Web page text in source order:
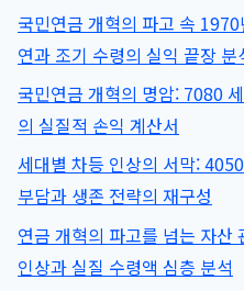
도
수
령
액
화
부
건
보
국민연금 개혁의 파고 속
연과 조기 수령의 실익 끝장 분
국민연금 개혁의 명암: 7080
의 실질적 손익 계산서
세대별 차등 인상의 서막:
부담과 생존 전략의 재구성
연금 개혁의 파고를 넘는 자산
인상과 실질 수령액 심층 분석